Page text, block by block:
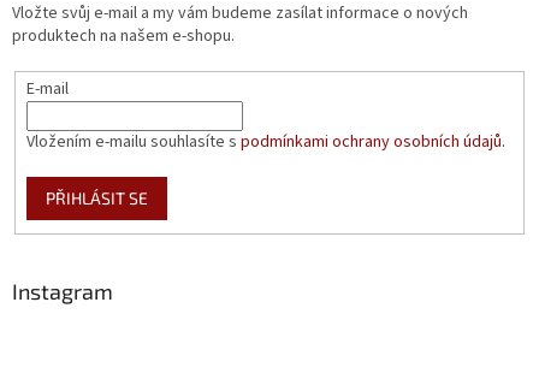
Vložte svůj e-mail a my vám budeme zasílat informace o nových
produktech na našem e-shopu.
E-mail
Vložením e-mailu souhlasíte s podmínkami ochrany osobních údajů.
PŘIHLÁSIT SE
Instagram